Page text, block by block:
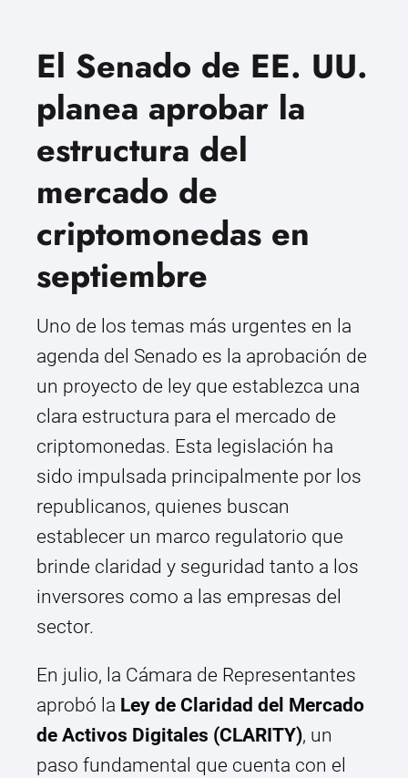
El Senado de EE. UU.
planea aprobar la
estructura del
mercado de
criptomonedas en
septiembre
Uno de los temas más urgentes en la
agenda del Senado es la aprobación de
un proyecto de ley que establezca una
clara estructura para el mercado de
criptomonedas. Esta legislación ha
sido impulsada principalmente por los
republicanos, quienes buscan
establecer un marco regulatorio que
brinde claridad y seguridad tanto a los
inversores como a las empresas del
sector.
En julio, la Cámara de Representantes
aprobó la Ley de Claridad del Mercado
de Activos Digitales (CLARITY), un
paso fundamental que cuenta con el